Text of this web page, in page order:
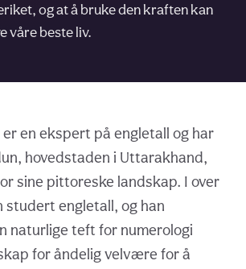
og at å bruke den kraften kan
våre beste liv.
en ekspert på engletall og har
hovedstaden i Uttarakhand,
sine pittoreske landskap. I over
studert engletall, og han
naturlige teft for numerologi
for åndelig velvære for å